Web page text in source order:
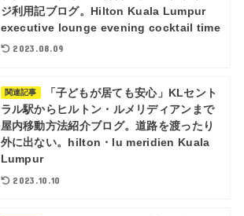
ジ利用記ブログ。Hilton Kuala Lumpur
executive lounge evening cocktail time
2023.08.09
関連記事
「子どもが居ても安心」KLセント
ラル駅からヒルトン・ルメリディアンまで
屋内移動方法紹介ブログ。道路を渡ったり
外に出ない。hilton・lu meridien Kuala
Lumpur
2023.10.10